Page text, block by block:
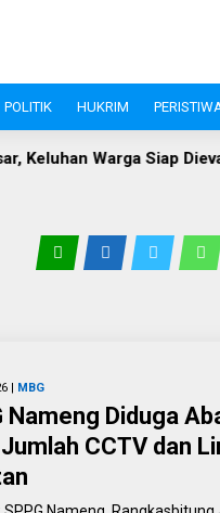
POLITIK HUKRIM
Dievaluasi
| MBG
Nameng Diduga
CCTV dan